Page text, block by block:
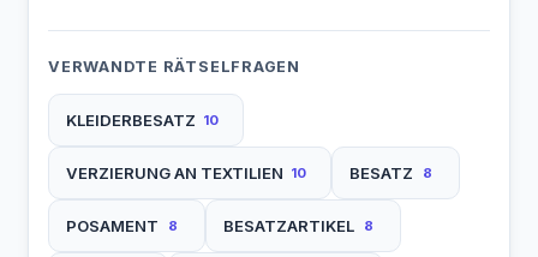
VERWANDTE RÄTSELFRAGEN
KLEIDERBESATZ 10
VERZIERUNG AN TEXTILIEN 10 BESATZ 8
POSAMENT 8 BESATZARTIKEL 8